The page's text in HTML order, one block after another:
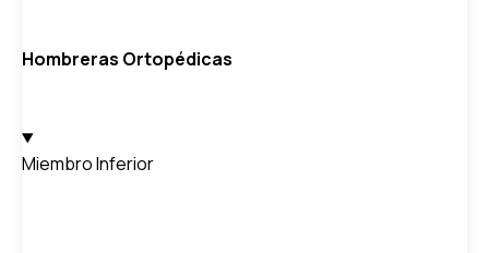
Hombreras Ortopédicas
Miembro Inferior